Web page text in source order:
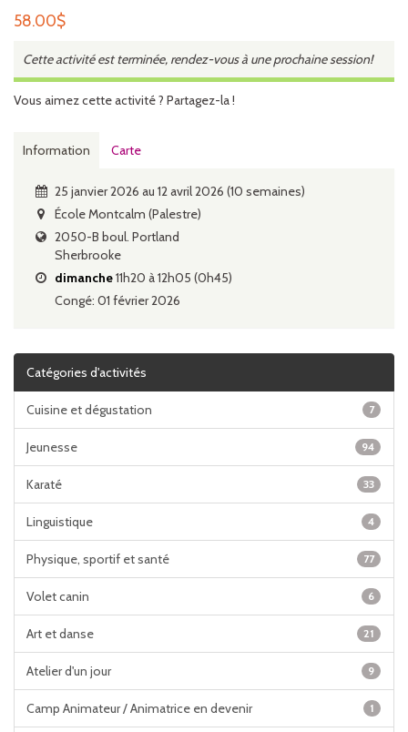
58.00$
Cette activité est terminée, rendez-vous à une prochaine session!
Vous aimez cette activité ? Partagez-la !
Information Carte
25 janvier 2026 au 12 avril 2026 (10 semaines)
École Montcalm (Palestre)
2050-B boul. Portland
Sherbrooke
dimanche11h20 à 12h05 (0h45)
Congé: 01 février 2026
Catégories d'activités
Cuisine et dégustation 7
Jeunesse 94
Karaté 33
Linguistique 4
Physique, sportif et santé 77
Volet canin 6
Art et danse 21
Atelier d'un jour 9
Camp Animateur / Animatrice en devenir 1